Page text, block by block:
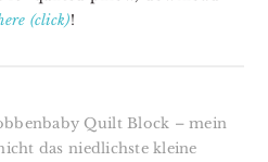
(click)!
Quilt Block – mein
das niedlichste kleine